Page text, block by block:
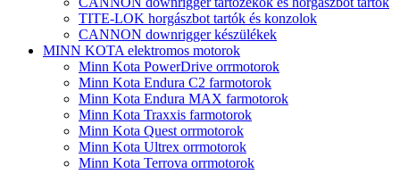
TITE-LOK horgászbot tartók és konzolok
CANNON downrigger készülékek
MINN KOTA elektromos motorok
Minn Kota PowerDrive orrmotorok
Minn Kota Endura C2 farmotorok
Minn Kota Endura MAX farmotorok
Minn Kota Traxxis farmotorok
Minn Kota Quest orrmotorok
Minn Kota Ultrex orrmotorok
Minn Kota Terrova orrmotorok